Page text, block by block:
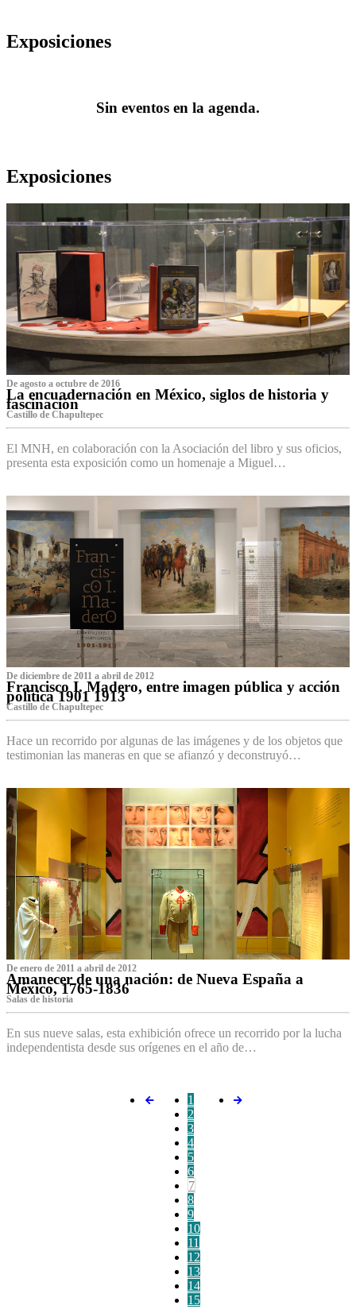
Exposiciones
Sin eventos en la agenda.
Exposiciones
De agosto a octubre de 2016
La encuadernación en México, siglos de historia y
fascinación
Castillo de Chapultepec
El MNH, en colaboración con la Asociación del libro y sus oficios,
presenta esta exposición como un homenaje a Miguel…
De diciembre de 2011 a abril de 2012
Francisco I. Madero, entre imagen pública y acción
política 1901 1913
Castillo de Chapultepec
Hace un recorrido por algunas de las imágenes y de los objetos que
testimonian las maneras en que se afianzó y deconstruyó…
De enero de 2011 a abril de 2012
Amanecer de una nación: de Nueva España a
México, 1765-1836
Salas de historia
En sus nueve salas, esta exhibición ofrece un recorrido por la lucha
independentista desde sus orígenes en el año de…
1
2
3
4
5
6
7
8
9
10
11
12
13
14
15